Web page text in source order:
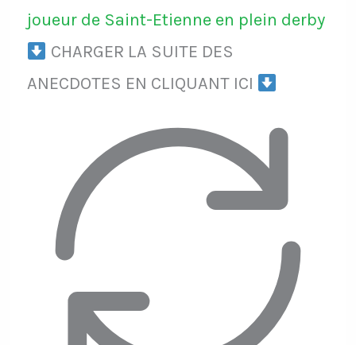
joueur de Saint-Etienne en plein derby
CHARGER LA SUITE DES
ANECDOTES EN CLIQUANT ICI